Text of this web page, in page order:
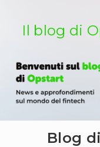
contenutoIl blog di
Blog